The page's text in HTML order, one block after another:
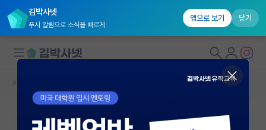
김박사넷
푸시 알림으로 소식을 빠르게
앱으로 보기 닫기
대학원생 모집
국내대학원 정보
커뮤니티 홈
본문이 수정되지 않는 박제글입니다.